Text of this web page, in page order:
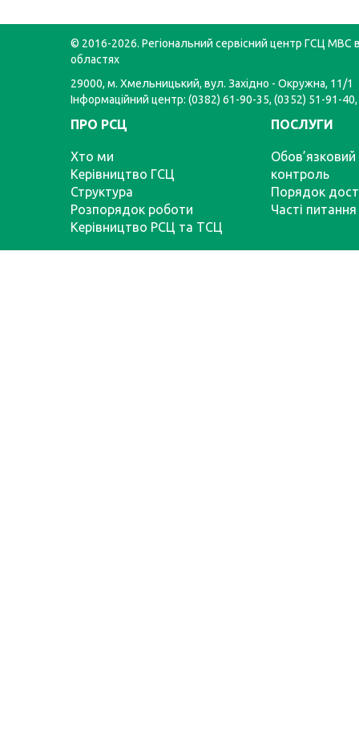
© 2016-2026. Регіональний сервісний центр ГСЦ МВС
областях
29000, м. Хмельницький, вул. Західно - Окружна, 11/1
Інформаційний центр: (0382) 61-90-35, (0352) 51-91-
ПРО РСЦ
Хто ми
Керівництво ГСЦ
Структура
Розпорядок роботи
Керівництво РСЦ та ТСЦ
ПОСЛУГИ
Обов’язковий
контроль
Порядок
Часті питання